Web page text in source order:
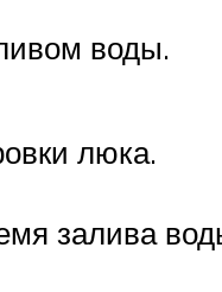
воды.
люка.
залива